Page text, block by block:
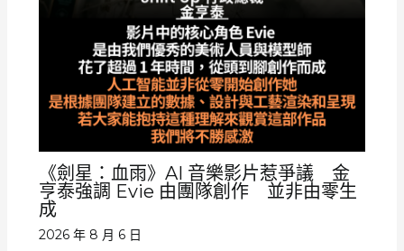
《劍星：血雨》AI 音樂影片惹爭議 金
亨泰強調 Evie 由團隊創作 並非由零生
成
2026 年 8 月 6 日